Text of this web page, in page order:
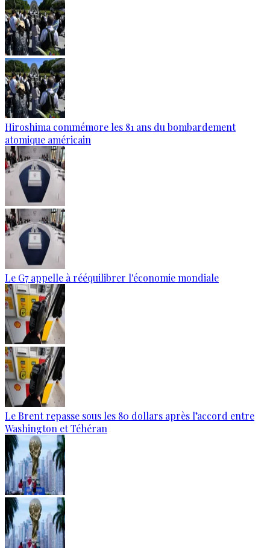
Hiroshima commémore les 81 ans du bombardement
atomique américain
Le G7 appelle à rééquilibrer l'économie mondiale
Le Brent repasse sous les 80 dollars après l’accord entre
Washington et Téhéran